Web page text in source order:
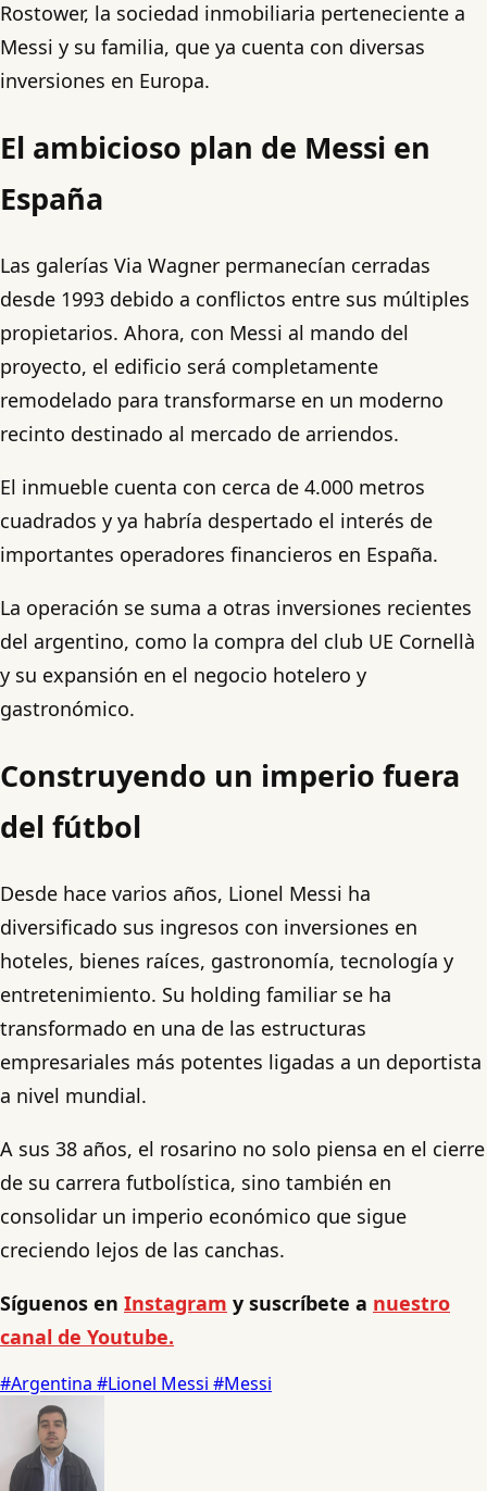
Rostower, la sociedad inmobiliaria perteneciente a
Messi y su familia, que ya cuenta con diversas
inversiones en Europa.
El ambicioso plan de Messi en
España
Las galerías Via Wagner permanecían cerradas
desde 1993 debido a conflictos entre sus múltiples
propietarios. Ahora, con Messi al mando del
proyecto, el edificio será completamente
remodelado para transformarse en un moderno
recinto destinado al mercado de arriendos.
El inmueble cuenta con cerca de 4.000 metros
cuadrados y ya habría despertado el interés de
importantes operadores financieros en España.
La operación se suma a otras inversiones recientes
del argentino, como la compra del club UE Cornellà
y su expansión en el negocio hotelero y
gastronómico.
Construyendo un imperio fuera
del fútbol
Desde hace varios años, Lionel Messi ha
diversificado sus ingresos con inversiones en
hoteles, bienes raíces, gastronomía, tecnología y
entretenimiento. Su holding familiar se ha
transformado en una de las estructuras
empresariales más potentes ligadas a un deportista
a nivel mundial.
A sus 38 años, el rosarino no solo piensa en el cierre
de su carrera futbolística, sino también en
consolidar un imperio económico que sigue
creciendo lejos de las canchas.
Síguenos en Instagram y suscríbete a nuestro
canal de Youtube.
#Argentina #Lionel Messi #Messi